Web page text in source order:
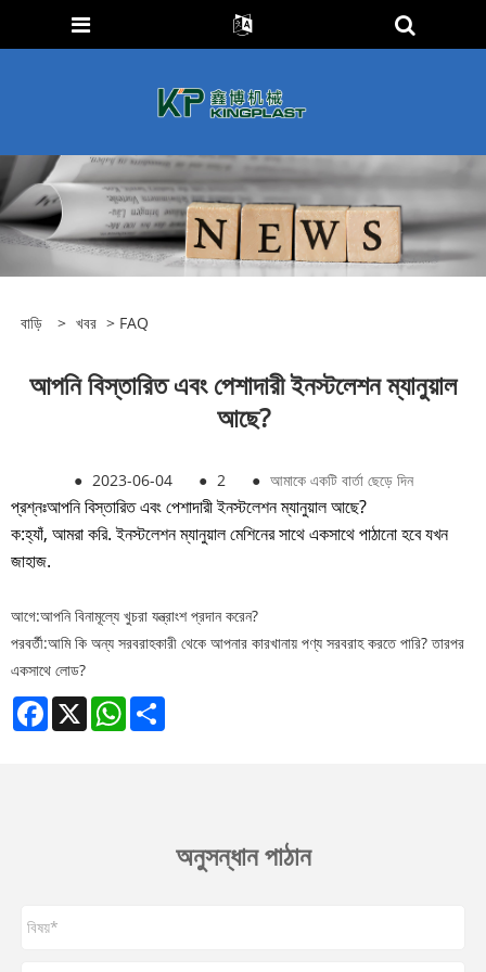
বাড়ি > খবর > FAQ
আপনি বিস্তারিত এবং পেশাদারী ইনস্টলেশন ম্যানুয়াল
আছে?
● 2023-06-04 ● 2 ● আমাকে একটি বার্তা ছেড়ে দিন
প্রশ্নঃআপনি বিস্তারিত এবং পেশাদারী ইনস্টলেশন ম্যানুয়াল আছে?
ক:হ্যাঁ, আমরা করি. ইনস্টলেশন ম্যানুয়াল মেশিনের সাথে একসাথে পাঠানো হবে যখন
জাহাজ.
আগে:আপনি বিনামূল্যে খুচরা যন্ত্রাংশ প্রদান করেন?
পরবর্তী:আমি কি অন্য সরবরাহকারী থেকে আপনার কারখানায় পণ্য সরবরাহ করতে পারি? তারপর
একসাথে লোড?
Facebook
X WhatsApp
অনুসন্ধান পাঠান